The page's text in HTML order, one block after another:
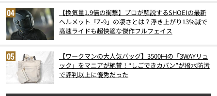
【換気量1.9倍の衝撃】プロが解説するSHOEIの最新
ヘルメット「Z-9」の凄さとは？浮き上がり13%減で
高速ライドも超快適な傑作フルフェイス
【ワークマンの大人気バッグ】3500円の「3WAYリュ
ック」をマニアが絶賛！“しごできカバン”が撥水防汚
で評判以上に優秀だった